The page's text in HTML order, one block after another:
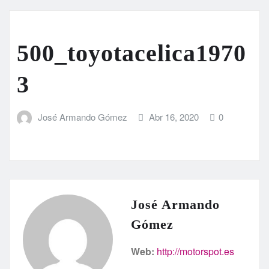
500_toyotacelica1970
3
José Armando Gómez Abr 16, 2020 0
José Armando
Gómez
Web: http://motorspot.es